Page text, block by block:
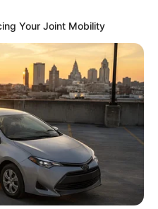
Erection After +45
Your Joint Mobility